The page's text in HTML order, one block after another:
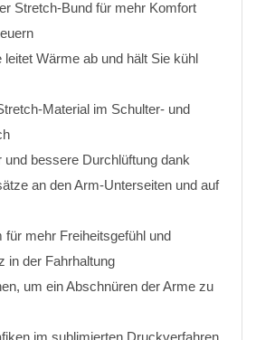
Stretch-Bund für mehr Komfort
Wärme ab und hält Sie kühl
Material im Schulter- und
und bessere Durchlüftung dank
an den Arm-Unterseiten und auf
mehr Freiheitsgefühl und
in der Fahrhaltung
um ein Abschnüren der Arme zu